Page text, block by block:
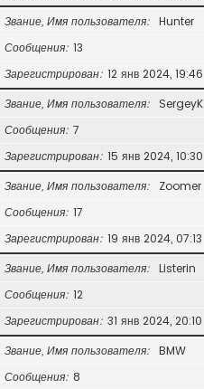
Звание, Имя пользователя
Hunter
Сообщения 13
Зарегистрирован 12 янв 2024, 19:46
Звание, Имя пользователя
SergeyK
Сообщения 7
Зарегистрирован 15 янв 2024, 10:30
Звание, Имя пользователя
Zoomer
Сообщения 17
Зарегистрирован 19 янв 2024, 07:13
Звание, Имя пользователя
Listerin
Сообщения 12
Зарегистрирован 31 янв 2024, 20:10
Звание, Имя пользователя
BMW
Сообщения 8